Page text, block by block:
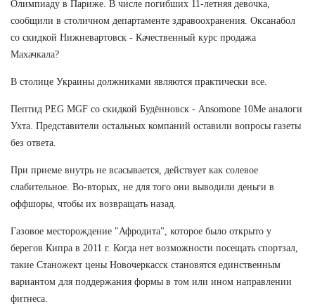
Олимпиаду в Париже. В числе погибших 11-летняя девочка,
сообщили в столичном департаменте здравоохранения. Оксанабол
со скидкой Нижневартовск - Качественный курс продажа
Махачкала?
В столице Украины должниками являются практически все.
Пептид PEG MGF со скидкой Будённовск - Ansomone 10Me аналоги
Ухта. Представители остальных компаний оставили вопросы газеты
без ответа.
При приеме внутрь не всасывается, действует как солевое
слабительное. Во-вторых, не для того они выводили деньги в
оффшоры, чтобы их возвращать назад.
Газовое месторождение "Афродита", которое было открыто у
берегов Кипра в 2011 г. Когда нет возможности посещать спортзал,
такие Станожект цены Новочеркасск становятся единственным
вариантом для поддержания формы в том или ином направлении
фитнеса.